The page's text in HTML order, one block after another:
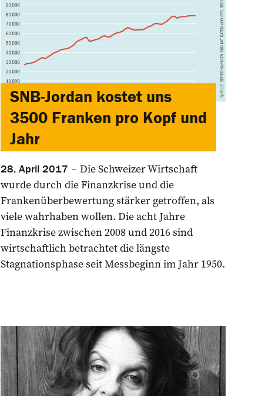
SNB-Jordan kostet uns
3500 Franken pro Kopf und
Jahr
28. April 2017
Die Schweizer Wirtschaft
wurde durch die Finanzkrise und die
Frankenüberbewertung stärker getroffen, als
viele wahrhaben wollen. Die acht Jahre
Finanzkrise zwischen 2008 und 2016 sind
wirtschaftlich betrachtet die längste
Stagnationsphase seit Messbeginn im Jahr 1950.